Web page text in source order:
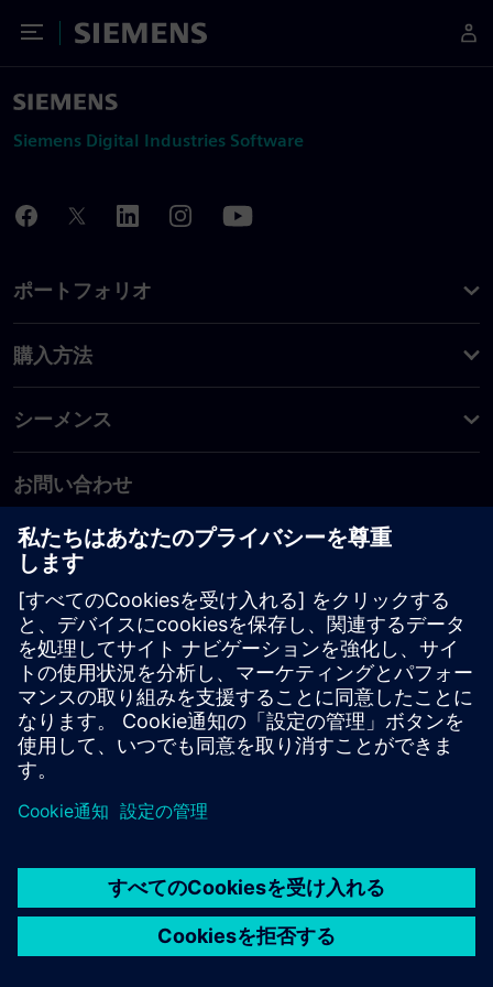
Toggle Menu
Siemens
Siemens Digital Industries Software
ポートフォリオ
購入方法
シーメンス
お問い合わせ
PLM製品のお問い合わせ
EDA製品のお問い合わせ
世界各地の事業拠点
サポート・センター
ご意見・ご要望
違法コピーの連絡先
© Siemens2026
タル・ミレニアム著作権法 (DMCA)
内部通報